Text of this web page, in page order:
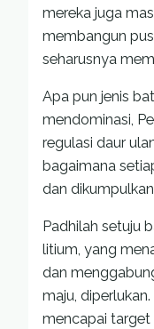
mereka juga
membangun
seharusnya
Apa pun jenis
mendominasi,
regulasi daur
bagaimana
dan
Padhilah setuju
litium, yang
dan
maju,
mencapai target